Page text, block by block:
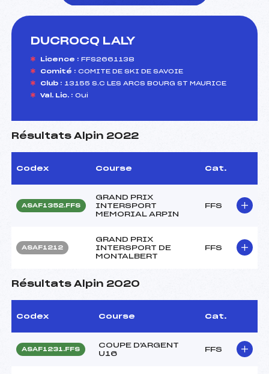
DUCROCQ LALY
Licence : FFS2661138
Comité : COMITE DE SKI DE SAVOIE
Club : 13155 S.C LES ARCS BOURG ST MAURICE
Val. Lic. : Oui
Résultats Alpin 2022
Codex Course Cat.
ASAF1352.FFS
GRAND PRIX
INTERSPORT
MEMORIAL ARPIN
FFS
ASAF1212
GRAND PRIX
INTERSPORT DE
MONTALBERT
FFS
Résultats Alpin 2020
Codex Course Cat.
ASAF1231.FFS
COUPE D'ARGENT
U16
FFS